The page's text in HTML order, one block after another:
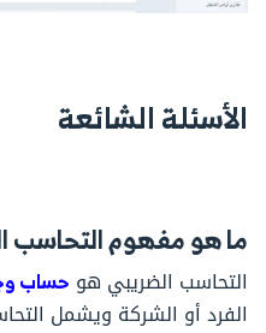
الأسئلة الشائعة
ما هو مفهوم التحاسب
التحاسب الضريبي هو حساب
الفرد أو الشركة ويشمل